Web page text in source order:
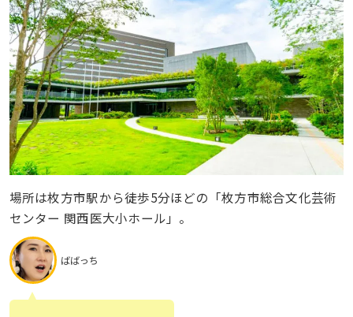
場所は枚方市駅から徒歩5分ほどの「枚方市総合文化芸術
センター 関西医大小ホール」。
ばばっち